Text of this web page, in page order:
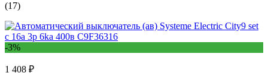
(17)
-3%
1 408 ₽